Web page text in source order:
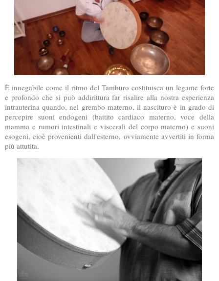
È innegabile come il ritmo del Tamburo costituisca un legame forte
e profondo che si può addirittura far risalire alla nostra esperienza
intrauterina quando, nel grembo materno, il nascituro è in grado di
percepire suoni endogeni (battito cardiaco materno, voce della
mamma e rumori intestinali e viscerali del corpo materno) e suoni
esogeni, cioè provenienti dall'esterno, ovviamente avvertiti in forma
più attutita.